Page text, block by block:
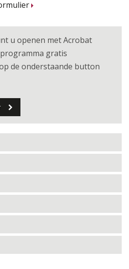
u openen met Acrobat
gratis
de onderstaande button